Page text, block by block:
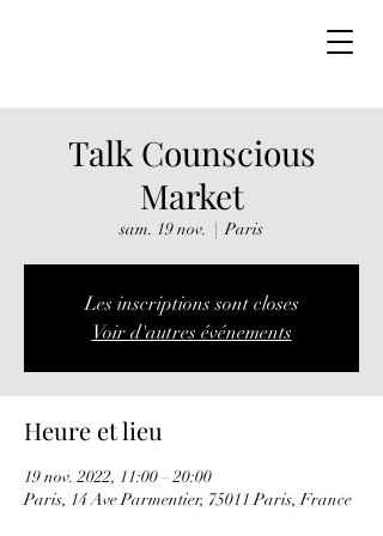
Talk Counscious
Market
sam. 19 nov.
  |
Paris
Les inscriptions sont closes
Voir d'autres événements
Heure et lieu
19 nov. 2022, 11:00 – 20:00
Paris, 14 Ave Parmentier, 75011 Paris, France